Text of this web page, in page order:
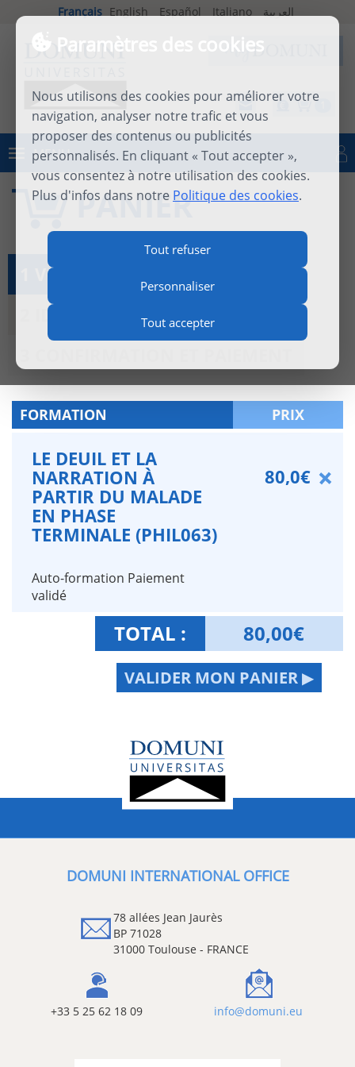
Paramètres des cookies
Nous utilisons des cookies pour améliorer votre
navigation, analyser notre trafic et vous
proposer des contenus ou publicités
personnalisés. En cliquant « Tout accepter »,
vous consentez à notre utilisation des cookies.
Plus d'infos dans notre Politique des cookies.
Tout refuser
Personnaliser
Tout accepter
Français English Español Italiano العربية
MENU Se connecter
PANIER
1 VOIR LE PANIER
2 IDENTIFICATION
FORMATION PRIX
LE DEUIL ET LA
NARRATION À
PARTIR DU MALADE
EN PHASE
TERMINALE (PHIL063)
Auto-formation Paiement
validé
80,0€
TOTAL : 80,00€
VALIDER MON PANIER ▶
DOMUNI INTERNATIONAL OFFICE
78 allées Jean Jaurès
BP 71028
31000 Toulouse - FRANCE
+33 5 25 62 18 09 info@domuni.eu